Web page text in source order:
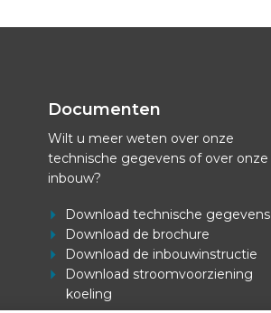
Documenten
Wilt u meer weten over onze
technische gegevens of over onze
inbouw?
Download technische gegevens
Download de brochure
Download de inbouwinstructie
Download stroomvoorziening
koeling